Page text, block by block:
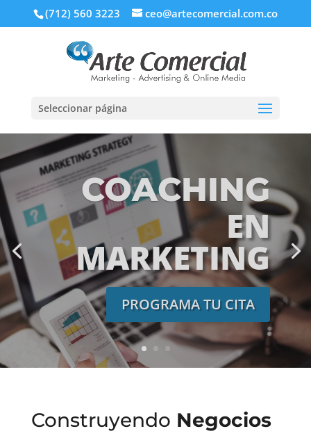
(712) 560 3223 ceo@artecomercial.com.co
Seleccionar página
COACHING
EN
MARKETING
PROGRAMA TU CITA
Construyendo Negocios